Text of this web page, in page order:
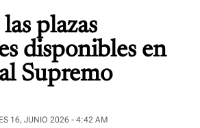
plazas
disponibles en
Supremo
16, JUNIO 2026 - 4:42 AM